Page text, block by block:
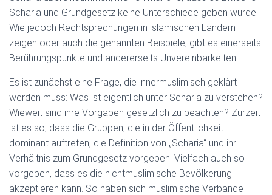
Scharia und Grundgesetz keine Unterschiede geben würde.
Wie jedoch Rechtsprechungen in islamischen Ländern
zeigen oder auch die genannten Beispiele, gibt es einerseits
Berührungspunkte und andererseits Unvereinbarkeiten.
Es ist zunächst eine Frage, die innermuslimisch geklärt
werden muss: Was ist eigentlich unter Scharia zu verstehen?
Wieweit sind ihre Vorgaben gesetzlich zu beachten? Zurzeit
ist es so, dass die Gruppen, die in der Öffentlichkeit
dominant auftreten, die Definition von „Scharia“ und ihr
Verhältnis zum Grundgesetz vorgeben. Vielfach auch so
vorgeben, dass es die nichtmuslimische Bevölkerung
akzeptieren kann. So haben sich muslimische Verbände